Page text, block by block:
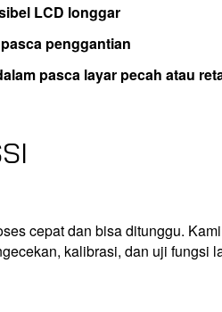
LCD longgar
penggantian
pasca layar pecah atau
cepat dan bisa ditunggu. Kami
kalibrasi, dan uji fungsi